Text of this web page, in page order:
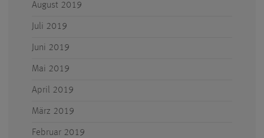
August 2019
Juli 2019
Juni 2019
Mai 2019
April 2019
März 2019
Februar 2019